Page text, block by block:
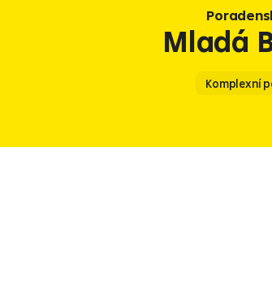
Mladá
Komplexní